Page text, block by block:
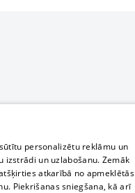
personalizētu reklāmu un
un uzlabošanu. Zemāk
atkarībā no apmeklētās
Piekrišanas sniegšana, kā arī